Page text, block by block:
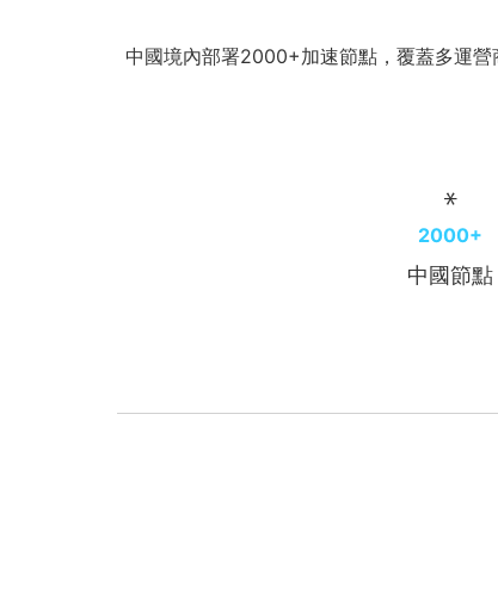
中國境內部署2000+加速節點，覆蓋多運
2000+
中國節點